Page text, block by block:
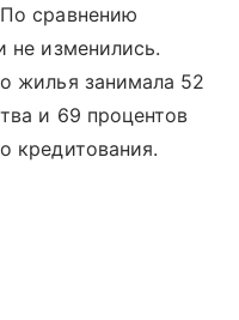
сравнению
не изменились.
жилья занимала 52
и 69 процентов
кредитования.